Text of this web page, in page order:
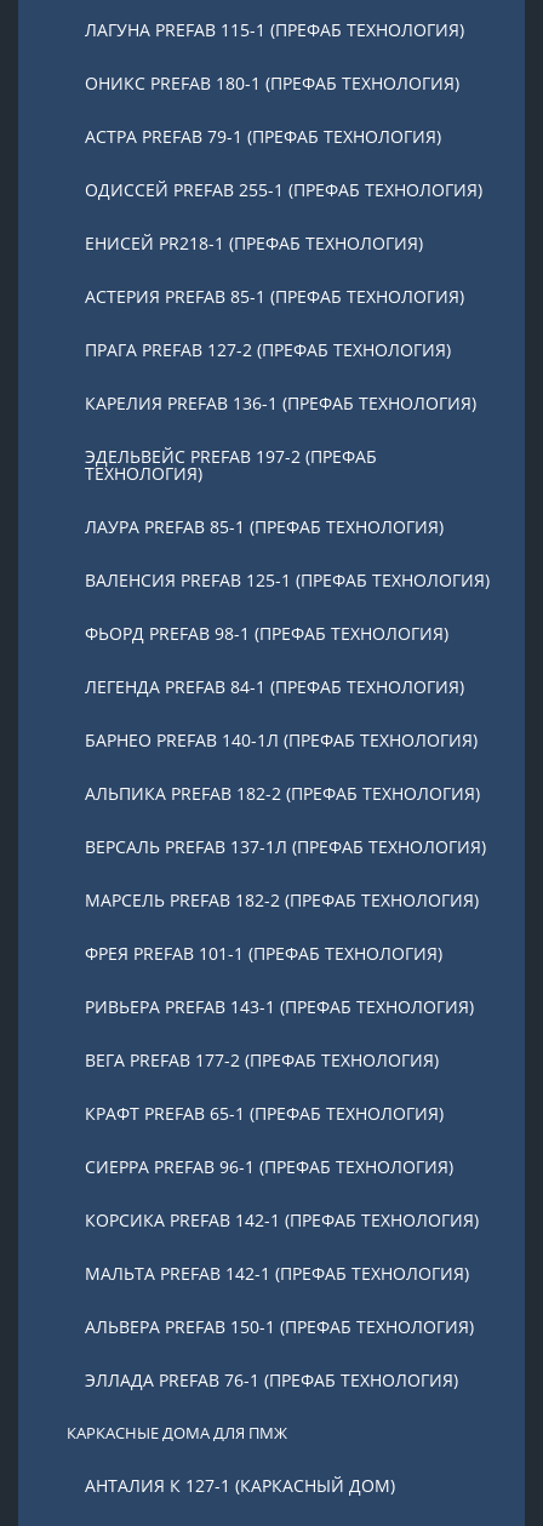
ЛАГУНА PREFAB 115-1 (ПРЕФАБ ТЕХНОЛОГИЯ)
ОНИКС PREFAB 180-1 (ПРЕФАБ ТЕХНОЛОГИЯ)
АСТРА PREFAB 79-1 (ПРЕФАБ ТЕХНОЛОГИЯ)
ОДИССЕЙ PREFAB 255-1 (ПРЕФАБ ТЕХНОЛОГИЯ)
ЕНИСЕЙ PR218-1 (ПРЕФАБ ТЕХНОЛОГИЯ)
АСТЕРИЯ PREFAB 85-1 (ПРЕФАБ ТЕХНОЛОГИЯ)
ПРАГА PREFAB 127-2 (ПРЕФАБ ТЕХНОЛОГИЯ)
КАРЕЛИЯ PREFAB 136-1 (ПРЕФАБ ТЕХНОЛОГИЯ)
ЭДЕЛЬВЕЙС PREFAB 197-2 (ПРЕФАБ
ТЕХНОЛОГИЯ)
ЛАУРА PREFAB 85-1 (ПРЕФАБ ТЕХНОЛОГИЯ)
ВАЛЕНСИЯ PREFAB 125-1 (ПРЕФАБ ТЕХНОЛОГИЯ)
ФЬОРД PREFAB 98-1 (ПРЕФАБ ТЕХНОЛОГИЯ)
ЛЕГЕНДА PREFAB 84-1 (ПРЕФАБ ТЕХНОЛОГИЯ)
БАРНЕО PREFAB 140-1Л (ПРЕФАБ ТЕХНОЛОГИЯ)
АЛЬПИКА PREFAB 182-2 (ПРЕФАБ ТЕХНОЛОГИЯ)
ВЕРСАЛЬ PREFAB 137-1Л (ПРЕФАБ ТЕХНОЛОГИЯ)
МАРСЕЛЬ PREFAB 182-2 (ПРЕФАБ ТЕХНОЛОГИЯ)
ФРЕЯ PREFAB 101-1 (ПРЕФАБ ТЕХНОЛОГИЯ)
РИВЬЕРА PREFAB 143-1 (ПРЕФАБ ТЕХНОЛОГИЯ)
ВЕГА PREFAB 177-2 (ПРЕФАБ ТЕХНОЛОГИЯ)
КРАФТ PREFAB 65-1 (ПРЕФАБ ТЕХНОЛОГИЯ)
СИЕРРА PREFAB 96-1 (ПРЕФАБ ТЕХНОЛОГИЯ)
КОРСИКА PREFAB 142-1 (ПРЕФАБ ТЕХНОЛОГИЯ)
МАЛЬТА PREFAB 142-1 (ПРЕФАБ ТЕХНОЛОГИЯ)
АЛЬВЕРА PREFAB 150-1 (ПРЕФАБ ТЕХНОЛОГИЯ)
ЭЛЛАДА PREFAB 76-1 (ПРЕФАБ ТЕХНОЛОГИЯ)
КАРКАСНЫЕ ДОМА ДЛЯ ПМЖ
АНТАЛИЯ К 127-1 (КАРКАСНЫЙ ДОМ)